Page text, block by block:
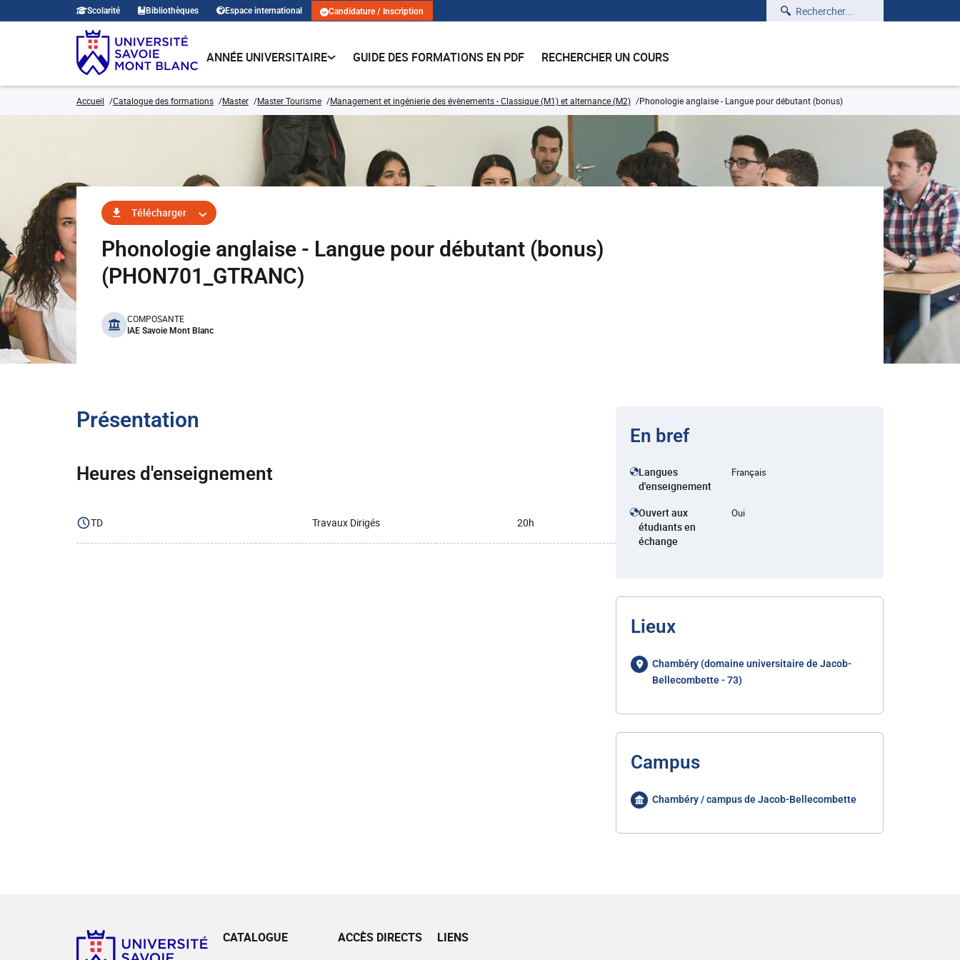
Scolarité Bibliothèques Espace international Candidature / Inscription Rechercher
ANNÉE UNIVERSITAIRE GUIDE DES FORMATIONS EN PDF RECHERCHER UN COURS
Accueil Catalogue des formations Master Master Tourisme Management et ingénierie des évènements - Classique (M1) et alternance (M2) Phonologie anglaise - Langue pour débutant (bonus)
Télécharger
Phonologie anglaise - Langue pour débutant (bonus)
(PHON701_GTRANC)
benefits
COMPOSANTE
IAE Savoie Mont Blanc
Présentation
Heures d'enseignement
TD Travaux Dirigés 20h
En bref
Langues
d'enseignement
Français
Ouvert aux
étudiants en
échange
Oui
Lieux
Chambéry (domaine universitaire de Jacob-
Bellecombette - 73)
Campus
Chambéry / campus de Jacob-Bellecombette
CATALOGUE ACCÈS DIRECTS LIENS